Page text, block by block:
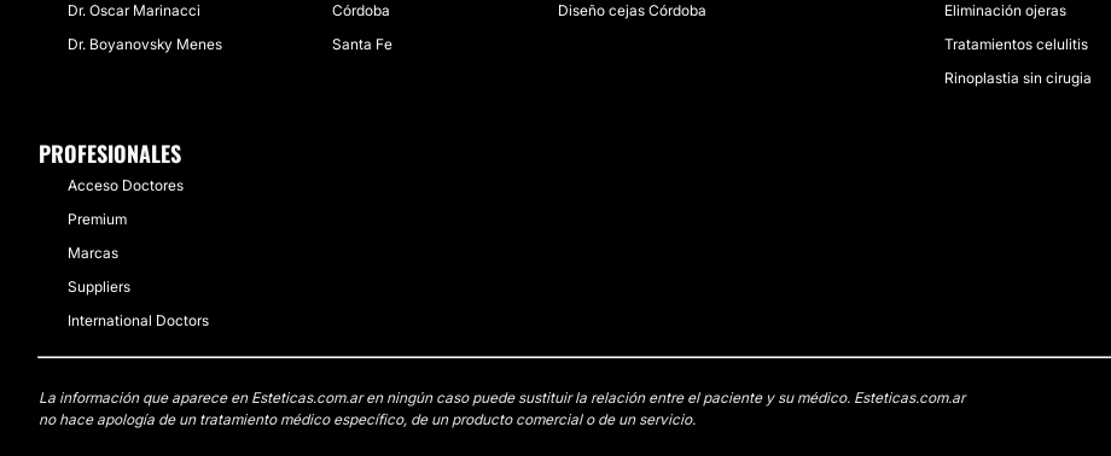
Dr. Oscar Marinacci
Dr. Boyanovsky Menes
Córdoba
Santa Fe
Diseño cejas Córdoba
Eliminación ojeras
Tratamientos celulitis
Rinoplastia sin cirugia
PROFESIONALES
Acceso Doctores
Premium
Marcas
Suppliers
International Doctors
La información que aparece en Esteticas.com.ar en ningún caso puede sustituir la relación entre el paciente y su médico. Esteticas.com.ar
no hace apología de un tratamiento médico específico, de un producto comercial o de un servicio.